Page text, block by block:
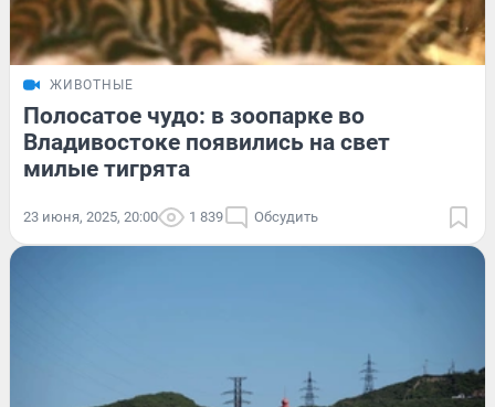
ЖИВОТНЫЕ
Полосатое чудо: в зоопарке во
Владивостоке появились на свет
милые тигрята
23 июня, 2025, 20:00 1 839 Обсудить